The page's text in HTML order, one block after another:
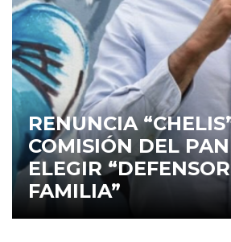
RENUNCIA
COMISIÓN DEL
ELEGIR
FAMILIA”